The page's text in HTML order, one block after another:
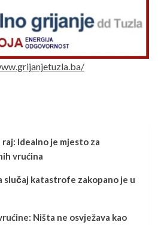
Idealno je mjesto za
vrućina
slučaj katastrofe zakopano je u
Ništa ne osvježava kao